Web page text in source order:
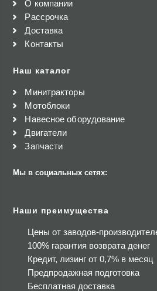
О компании
Рассрочка
Доставка
Контакты
Наш каталог
Минитракторы
Мотоблоки
Навесное оборудование
Двигатели
Запчасти
Мы в социальных сетях:
Наши преимущества
Цены от заводов-
100% гарантия возврата денег
Кредит, лизинг от 0,7% в месяц
Предпродажная подготовка
Бесплатная доставка